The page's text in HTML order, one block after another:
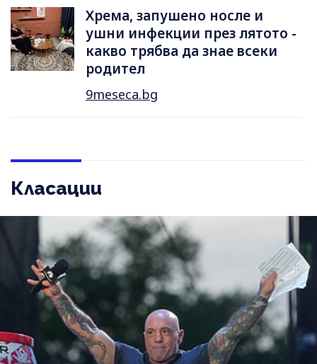
Хрема, запушено носле и
ушни инфекции през лятотo -
какво трябва да знае всеки
родител
9meseca.bg
Класации